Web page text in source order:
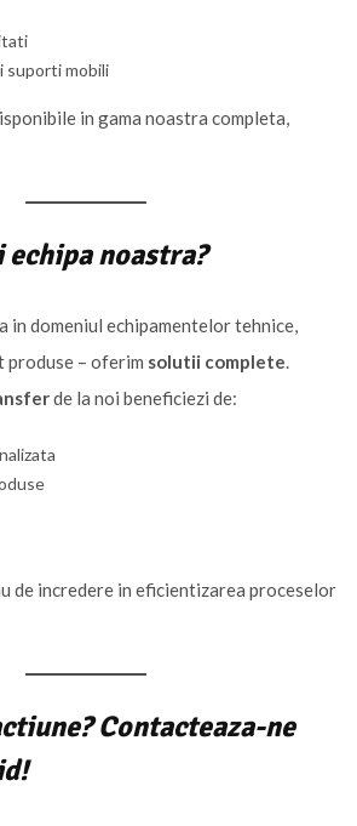
suporti mobili
in gama noastra completa,
echipa noastra?
in domeniul echipamentelor tehnice,
produse – oferim solutii complete.
de la noi beneficiezi de:
de incredere in eficientizarea proceselor
Contacteaza-ne